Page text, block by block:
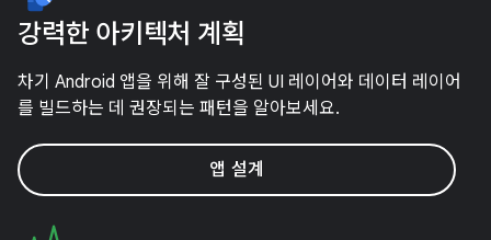
강력한 아키텍처 계획
차기 Android 앱을 위해 잘 구성된 UI 레이어와 데이터 레이어
를 빌드하는 데 권장되는 패턴을 알아보세요.
앱 설계